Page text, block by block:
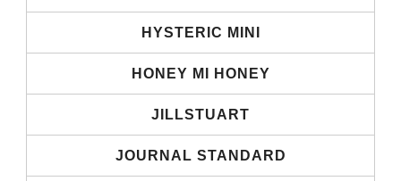
HYSTERIC MINI
HONEY MI HONEY
JILLSTUART
JOURNAL STANDARD